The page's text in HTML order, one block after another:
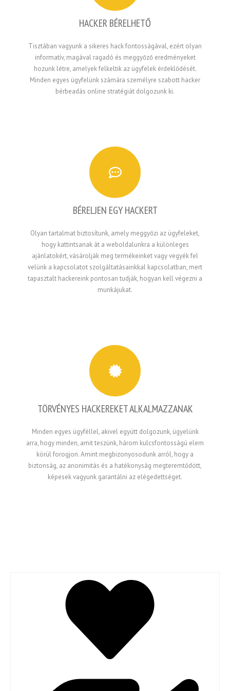
HACKER BÉRELHETŐ
Tisztában vagyunk a sikeres hack fontosságával, ezért olyan
informatív, magával ragadó és meggyőző eredményeket
hozunk létre, amelyek felkeltik az ügyfelek érdeklődését.
Minden egyes ügyfelünk számára személyre szabott hacker
bérbeadás online stratégiát dolgozunk ki.
BÉRELJEN EGY HACKERT
Olyan tartalmat biztosítunk, amely meggyőzi az ügyfeleket,
hogy kattintsanak át a weboldalunkra a különleges
ajánlatokért, vásárolják meg termékeinket vagy vegyék fel
velünk a kapcsolatot szolgáltatásainkkal kapcsolatban, mert
tapasztalt hackereink pontosan tudják, hogyan kell végezni a
munkájukat.
TÖRVÉNYES HACKEREKET ALKALMAZZANAK
Minden egyes ügyféllel, akivel együtt dolgozunk, ügyelünk
arra, hogy minden, amit teszünk, három kulcsfontosságú elem
körül forogjon. Amint megbizonyosodunk arról, hogy a
biztonság, az anonimitás és a hatékonyság megteremtődött,
képesek vagyunk garantálni az elégedettséget.